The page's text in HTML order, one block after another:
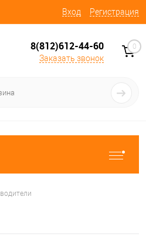
Вход Регистрация
8(812)612-44-60
Заказать звонок
0